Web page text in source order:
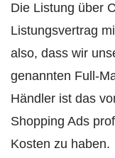
Die Listung über
Listungsvertrag
also, dass wir
genannten Full-
Händler ist das
Shopping Ads
Kosten zu haben.